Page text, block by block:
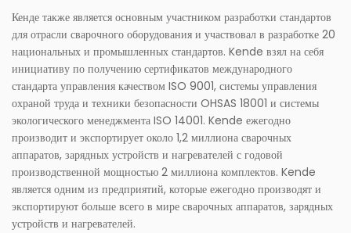
Кенде также является основным участником разработки стандартов
для отрасли сварочного оборудования и участвовал в разработке 20
национальных и промышленных стандартов. Kende взял на себя
инициативу по получению сертификатов международного
стандарта управления качеством ISO 9001, системы управления
охраной труда и техники безопасности OHSAS 18001 и системы
экологического менеджмента ISO 14001. Kende ежегодно
производит и экспортирует около 1,2 миллиона сварочных
аппаратов, зарядных устройств и нагревателей с годовой
производственной мощностью 2 миллиона комплектов. Kende
является одним из предприятий, которые ежегодно производят и
экспортируют больше всего в мире сварочных аппаратов, зарядных
устройств и нагревателей.